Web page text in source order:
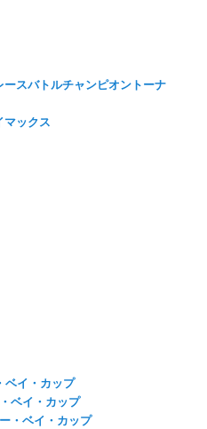
スバトルチャンピオントーナ
マックス
ベイ・カップ
ベイ・カップ
・ベイ・カップ